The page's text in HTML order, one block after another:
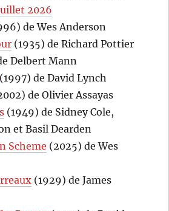
2026
de Wes Anderson
(1935) de Richard Pottier
Delbert Mann
de David Lynch
de Olivier Assayas
(1949) de Sidney Cole,
et Basil Dearden
Scheme (2025) de Wes
(1929) de James